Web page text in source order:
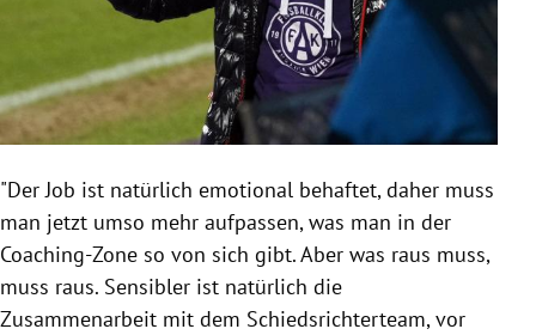
"Der Job ist natürlich emotional behaftet, daher muss
man jetzt umso mehr aufpassen, was man in der
Coaching-Zone so von sich gibt. Aber was raus muss,
muss raus. Sensibler ist natürlich die
Zusammenarbeit mit dem Schiedsrichterteam, vor